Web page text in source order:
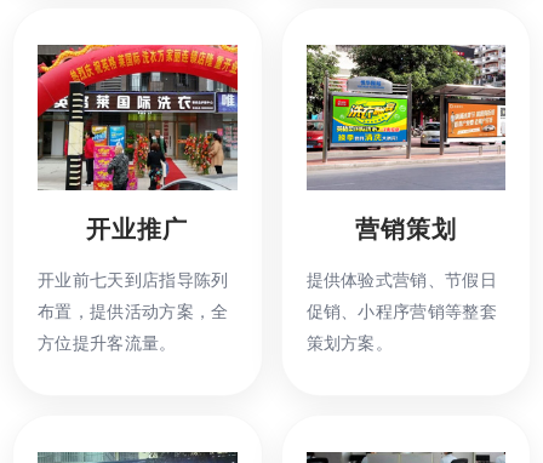
开业推广
开业前七天到店指导陈列
布置，提供活动方案，全
方位提升客流量。
营销策划
提供体验式营销、节假日
促销、小程序营销等整套
策划方案。